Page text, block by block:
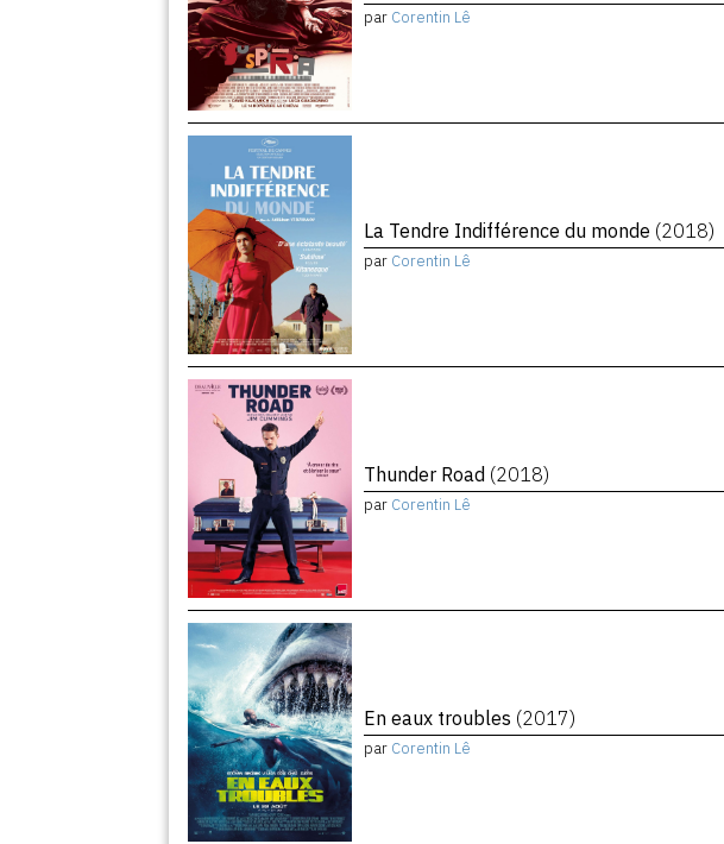
par Corentin Lê
La Tendre Indifférence du monde (2018)
par Corentin Lê
Thunder Road (2018)
par Corentin Lê
En eaux troubles (2017)
par Corentin Lê